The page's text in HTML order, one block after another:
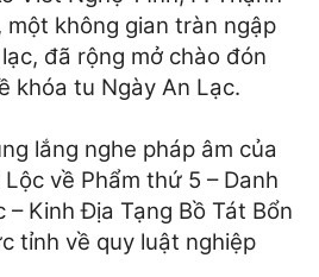
một không gian tràn ngập
đã rộng mở chào đón
khóa tu Ngày An Lạc.
lắng nghe pháp âm của
về Phẩm thứ 5 – Danh
– Kinh Địa Tạng Bồ Tát Bổn
tỉnh về quy luật nghiệp